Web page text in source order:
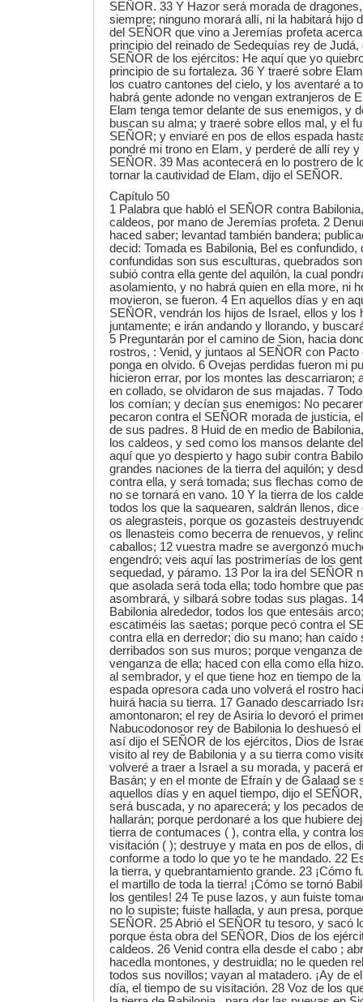
SEÑOR. 33 Y Hazor será morada de
siempre; ninguno morará allí, ni la habitará hijo
del SEÑOR que vino a Jeremías profeta
principio del reinado de Sedequías rey de
SEÑOR de los ejércitos: He aquí que yo
principio de su fortaleza. 36 Y traeré sobre
los cuatro cantones del cielo, y los aventaré a
habrá gente adonde no vengan extranjeros de
Elam tenga temor delante de sus enemigos, y
buscan su alma; y traeré sobre ellos mal, y el
SEÑOR; y enviaré en pos de ellos espada
pondré mi trono en Elam, y perderé de allí rey
SEÑOR. 39 Mas acontecerá en lo postrero de
tornar la cautividad de Elam, dijo el SEÑOR.
Capítulo 50
1 Palabra que habló el SEÑOR contra
caldeos, por mano de Jeremías profeta. 2
haced saber; levantad también bandera;
decid: Tomada es Babilonia, Bel es
confundidas son sus esculturas, quebrados
subió contra ella gente del aquilón, la cual
asolamiento, y no habrá quien en ella more, ni
movieron, se fueron. 4 En aquellos días y en
SEÑOR, vendrán los hijos de Israel, ellos y los
juntamente; e irán andando y llorando, y
5 Preguntarán por el camino de Sion, hacia
rostros, : Venid, y juntaos al SEÑOR con
ponga en olvido. 6 Ovejas perdidas fueron mi
hicieron errar, por los montes las descarriaron;
en collado, se olvidaron de sus majadas. 7
los comían; y decían sus enemigos: No
pecaron contra el SEÑOR morada de justicia,
de sus padres. 8 Huid de en medio de
los caldeos, y sed como los mansos delante
aquí que yo despierto y hago subir contra
grandes naciones de la tierra del aquilón; y
contra ella, y será tomada; sus flechas como
no se tornará en vano. 10 Y la tierra de los
todos los que la saquearen, saldrán llenos,
os alegrasteis, porque os gozasteis
os llenasteis como becerra de renuevos, y
caballos; 12 vuestra madre se avergonzó
engendró; veis aquí las postrimerías de los
sequedad, y páramo. 13 Por la ira del SEÑOR
que asolada será toda ella; todo hombre que
asombrará, y silbará sobre todas sus plagas.
Babilonia alrededor, todos los que entesáis
escatiméis las saetas; porque pecó contra el
contra ella en derredor; dio su mano; han caído
derribados son sus muros; porque venganza
venganza de ella; haced con ella como ella
al sembrador, y el que tiene hoz en tiempo de
espada opresora cada uno volverá el rostro
huirá hacia su tierra. 17 Ganado descarriado
amontonaron; el rey de Asiria lo devoró el
Nabucodonosor rey de Babilonia lo deshuesó
así dijo el SEÑOR de los ejércitos, Dios de
visito al rey de Babilonia y a su tierra como
volveré a traer a Israel a su morada, y pacerá
Basán; y en el monte de Efraín y de Galaad se
aquellos días y en aquel tiempo, dijo el
será buscada, y no aparecerá; y los pecados
hallarán; porque perdonaré a los que hubiere
tierra de contumaces ( ), contra ella, y contra
visitación ( ); destruye y mata en pos de ellos,
conforme a todo lo que yo te he mandado. 22
la tierra, y quebrantamiento grande. 23 ¡Cómo
el martillo de toda la tierra! ¡Cómo se tornó
los gentiles! 24 Te puse lazos, y aun fuiste
no lo supiste; fuiste hallada, y aun presa,
SEÑOR. 25 Abrió el SEÑOR tu tesoro, y sacó
porque ésta obra del SEÑOR, Dios de los
caldeos. 26 Venid contra ella desde el cabo ;
hacedla montones, y destruidla; no le queden
todos sus novillos; vayan al matadero. ¡Ay de
día, el tiempo de su visitación. 28 Voz de los